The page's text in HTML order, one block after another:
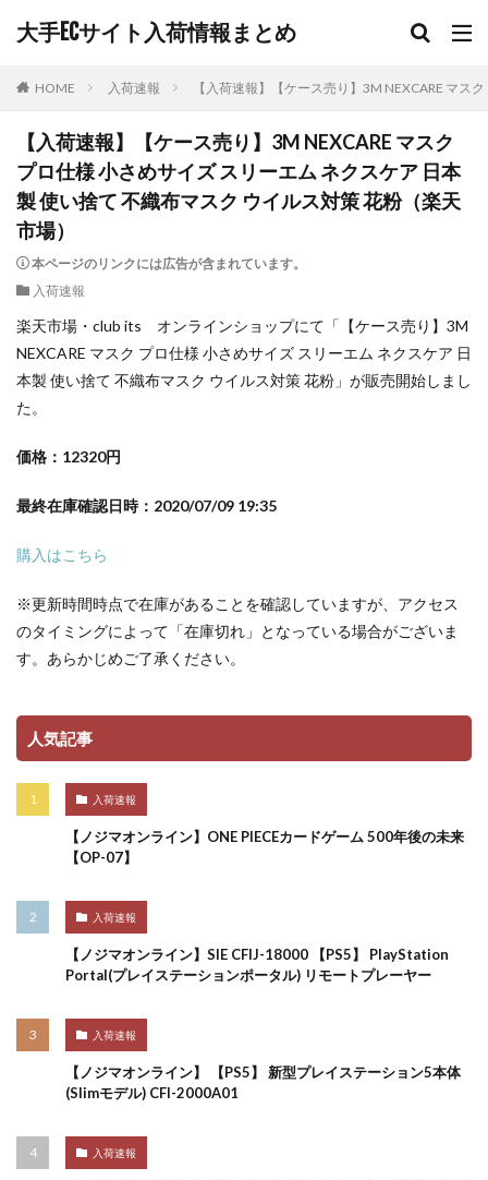
大手ECサイト入荷情報まとめ
HOME 入荷速報 【入荷速報】【ケース売り】3M NEXCARE マス
【入荷速報】【ケース売り】3M NEXCARE マスク
プロ仕様 小さめサイズ スリーエム ネクスケア 日本
製 使い捨て 不織布マスク ウイルス対策 花粉（楽天
市場）
本ページのリンクには広告が含まれています。
入荷速報
楽天市場・club its オンラインショップにて「【ケース売り】3M
NEXCARE マスク プロ仕様 小さめサイズ スリーエム ネクスケア 日
本製 使い捨て 不織布マスク ウイルス対策 花粉」が販売開始しまし
た。
価格：12320円
最終在庫確認日時：2020/07/09 19:35
購入はこちら
※更新時間時点で在庫があることを確認していますが、アクセス
のタイミングによって「在庫切れ」となっている場合がございま
す。あらかじめご了承ください。
人気記事
入荷速報
【ノジマオンライン】ONE PIECEカードゲーム 500年後の未来
【OP-07】
入荷速報
【ノジマオンライン】SIE CFIJ-18000 【PS5】 PlayStation
Portal(プレイステーションポータル) リモートプレーヤー
入荷速報
【ノジマオンライン】 【PS5】 新型プレイステーション5本体
(Slimモデル) CFI-2000A01
入荷速報